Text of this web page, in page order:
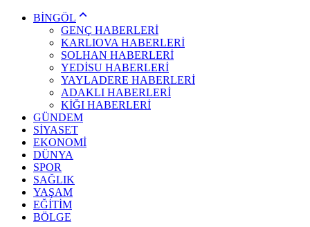
BİNGÖL
GENÇ HABERLERİ
KARLIOVA HABERLERİ
SOLHAN HABERLERİ
YEDİSU HABERLERİ
YAYLADERE HABERLERİ
ADAKLI HABERLERİ
KİĞI HABERLERİ
GÜNDEM
SİYASET
EKONOMİ
DÜNYA
SPOR
SAĞLIK
YAŞAM
EĞİTİM
BÖLGE